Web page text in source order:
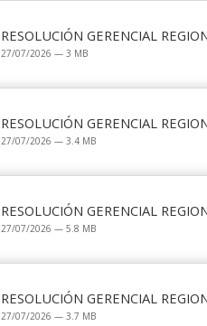
RESOLUCIÓN GERENCIAL
27/07/2026 — 3 MB
RESOLUCIÓN GERENCIAL
27/07/2026 — 3.4 MB
RESOLUCIÓN GERENCIAL
27/07/2026 — 5.8 MB
RESOLUCIÓN GERENCIAL
27/07/2026 — 3.7 MB